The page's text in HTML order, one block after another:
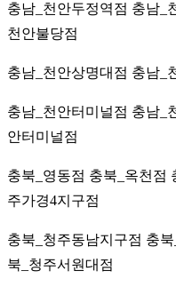
충남_천안두정역점 충남_
천안불당점
충남_천안상명대점 충남_
충남_천안터미널점 충남_
안터미널점
충북_영동점 충북_옥천점
주가경4지구점
충북_청주동남지구점 충
북_청주서원대점